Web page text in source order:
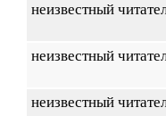
неизвестный
неизвестный
неизвестный